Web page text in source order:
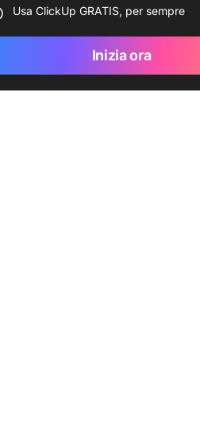
Usa ClickUp GRATIS, per sempre
Inizia ora